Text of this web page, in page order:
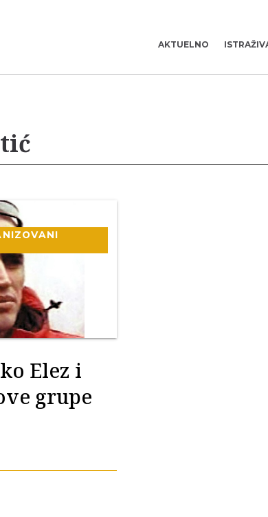
AKTUELNO
Elez i
grupe